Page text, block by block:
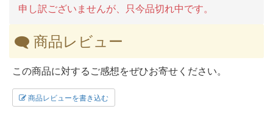
申し訳ございませんが、只今品切れ中です。
商品レビュー
この商品に対するご感想をぜひお寄せください。
商品レビューを書き込む